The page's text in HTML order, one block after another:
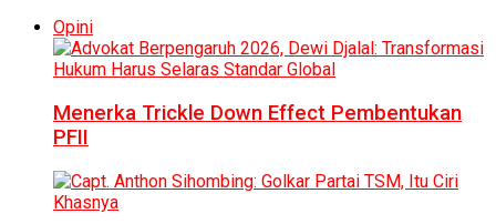
Opini
Menerka Trickle Down Effect Pembentukan
PFII